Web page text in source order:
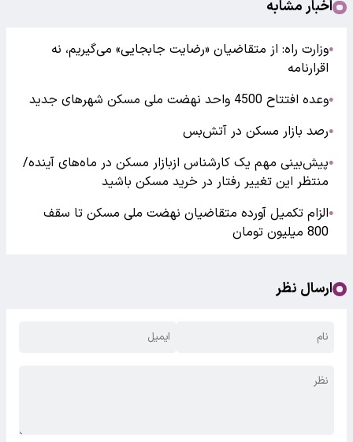
اخبار مشابه
●وزارت راه: از متقاضیان «رضایت جابجایی» می‌گیریم، نه
اقرارنامه
●وعده افتتاح 4500 واحد نهضت ملی مسکن شهرهای جدید
●رصد بازار مسکن در آتش‌بس
●پیش‌بینی مهم یک کارشناس ازبازار مسکن در ماه‌های آینده/
منتظر این تغییر رفتار در خرید مسکن باشید
●الزام تکمیل آورده متقاضیان نهضت ملی مسکن تا سقف
800 میلیون تومان
ارسال نظر